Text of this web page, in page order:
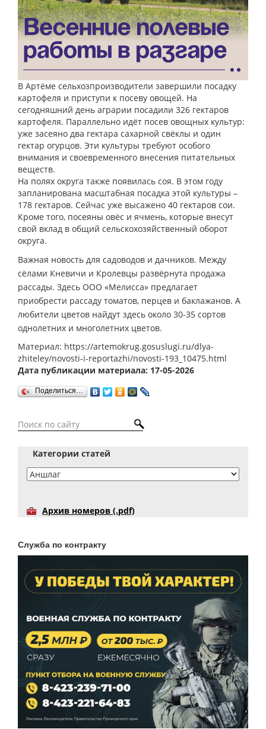
В Артёме сельхозпроизводители завершили посадку
картофеля и приступи к посеву овощей. На
сегодняшний день аграрии посадили 326 гектаров
картофеля. Параллельно идёт посев овощных культур:
уже засеяно два гектара сахарной свёклы и один
гектар огурцов. Эти культуры требуют особого
внимания и своевременного внесения питательных
веществ.
На полях округа также появилась соя. В этом году
запланирована масштабная посадка этой культуры –
178 гектаров. Сейчас уже высажено 40 гектаров сои.
Кроме того, посеяны овёс и ячмень, которые внесут
свой вклад в общий сельскохозяйственный оборот
округа.
Важная новость для садоводов и дачников. Между
сёлами Кневичи и Кролевцы развёрнута продажа
рассады. Здесь ООО «Мелисса» предлагает
приобрести рассаду томатов, перцев и баклажанов. А
любители цветов найдут здесь около 30-35 сортов
однолетних и многолетних цветов.
Материал: https://artemokrug.gosuslugi.ru/dlya-
zhiteley/novosti-i-reportazhi/novosti-193_10475.html
Дата публикации материала: 17-05-2026
Поделиться…
Категории статей
Архив номеров (.pdf)
Служба по контракту